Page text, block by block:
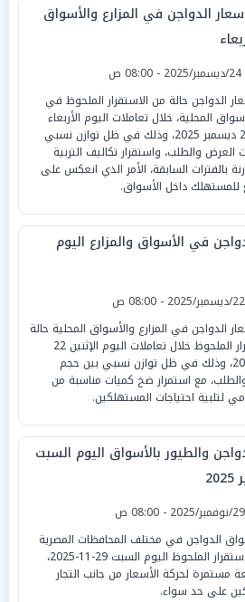
الدواجن في المزارع والأسواق
الدواجن حالة من الاستقرار الملحوظ في
المحلية، خلال تعاملات اليوم الأربعاء
الموافق 24 ديسمبر 2025، وذلك في ظل توازن نسبي
العرض والطلب، واستقرار تكاليف التربية
بالفترات السابقة، الأمر الذي انعكس على
للمستهلك داخل الأسواق.
في الأسواق والمزارع اليوم
الدواجن في المزارع والأسواق المحلية حالة
من الاستقرار الملحوظ خلال تعاملات اليوم الإثنين 22
ديسمبر 2025، وذلك في ظل توازن نسبي بين حجم
مع استمرار ضخ كميات مناسبة من
لتلبية احتياجات المستهلكين.
والطيور بالأسواق اليوم السبت
الدواجن في مختلف المحافظات المصرية
حالة من الاستقرار الملحوظ اليوم السبت 29-11-2025،
مستمرة لحركة الأسعار من جانب التجار
على حد سواء.